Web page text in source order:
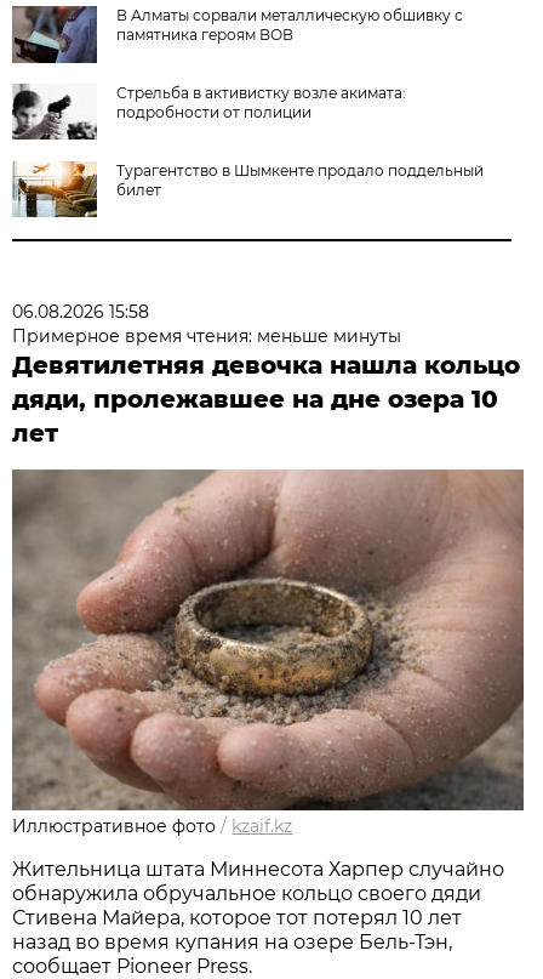
В Алматы сорвали металлическую обшивку с
памятника героям ВОВ
Стрельба в активистку возле акимата:
подробности от полиции
Турагентство в Шымкенте продало поддельный
билет
06.08.2026 15:58
Примерное время чтения: меньше минуты
Девятилетняя девочка нашла кольцо
дяди, пролежавшее на дне озера 10
лет
Иллюстративное фото / kzaif.kz
Жительница штата Миннесота Харпер случайно
обнаружила обручальное кольцо своего дяди
Стивена Майера, которое тот потерял 10 лет
назад во время купания на озере Бель-Тэн,
сообщает Pioneer Press.